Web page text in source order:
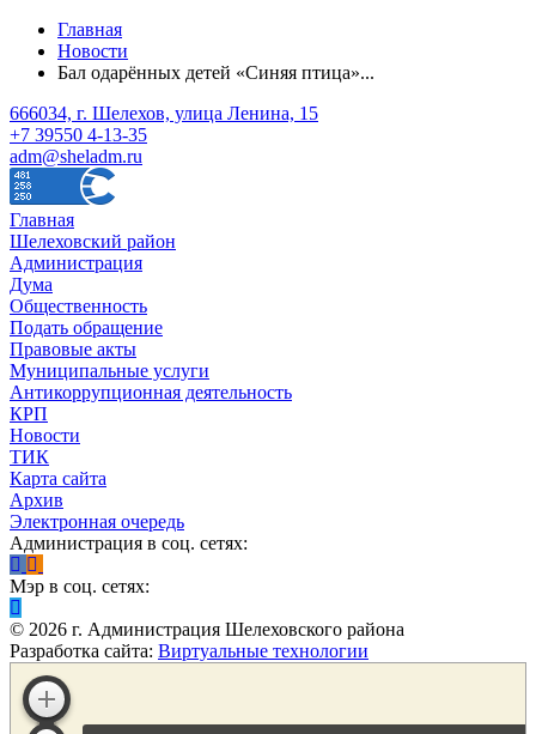
Главная
Новости
Бал одарённых детей «Синяя птица»...
666034, г. Шелехов, улица Ленина, 15
+7 39550 4-13-35
adm@sheladm.ru
Главная
Шелеховский район
Администрация
Дума
Общественность
Подать обращение
Правовые акты
Муниципальные услуги
Антикоррупционная деятельность
КРП
Новости
ТИК
Карта сайта
Архив
Электронная очередь
Администрация в соц. сетях:
Мэр в соц. сетях:
© 2026 г. Администрация Шелеховского района
Разработка сайта: Виртуальные технологии